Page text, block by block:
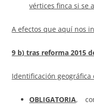
vértices finca si se
A efectos que aquí nos
9 b) tras reforma 2015
Identificación geográfica
OBLIGATORIA,